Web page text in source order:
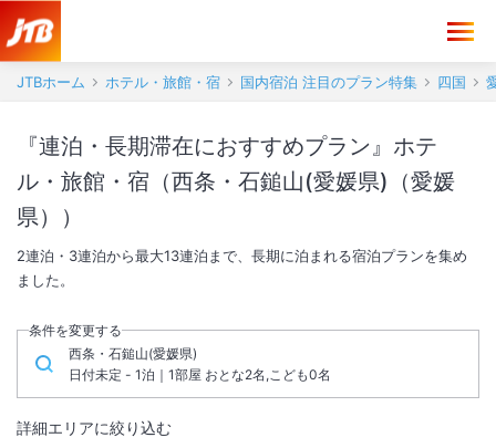
JTBホーム ホテル・旅館・宿 国内宿泊 注目のプラン特集 四国
『連泊・長期滞在におすすめプラン』ホテ
ル・旅館・宿（西条・石鎚山(愛媛県)（愛媛
県））
2連泊・3連泊から最大13連泊まで、長期に泊まれる宿泊プランを集め
ました。
条件を変更する
西条・石鎚山(愛媛県)
日付未定 - 1泊｜1部屋 おとな2名,こども0名
詳細エリアに絞り込む